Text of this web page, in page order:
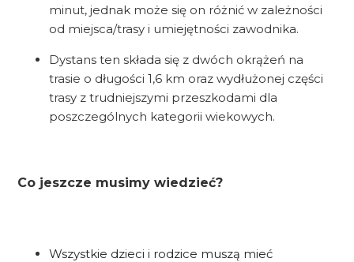
minut, jednak może się on różnić w zależności
od miejsca/trasy i umiejętności zawodnika.
Dystans ten składa się z dwóch okrążeń na
trasie o długości 1,6 km oraz wydłużonej części
trasy z trudniejszymi przeszkodami dla
poszczególnych kategorii wiekowych.
Co jeszcze musimy wiedzieć?
Wszystkie dzieci i rodzice muszą mieć